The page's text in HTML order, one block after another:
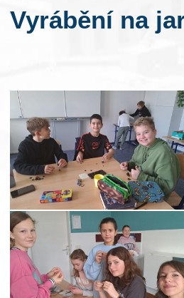
Vyrábění na